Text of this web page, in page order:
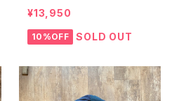
フリル襟ブラウス + フランス
古着 hexagone ギンガム
チェックワンピース
¥13,950
10%OFF SOLD OUT